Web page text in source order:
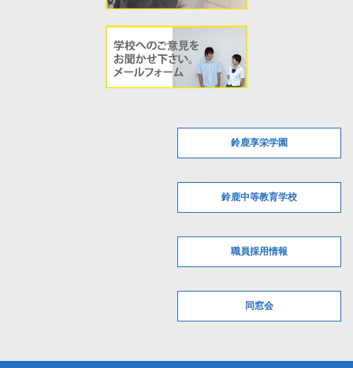
鈴鹿享栄学園
鈴鹿中等教育学校
職員採用情報
同窓会